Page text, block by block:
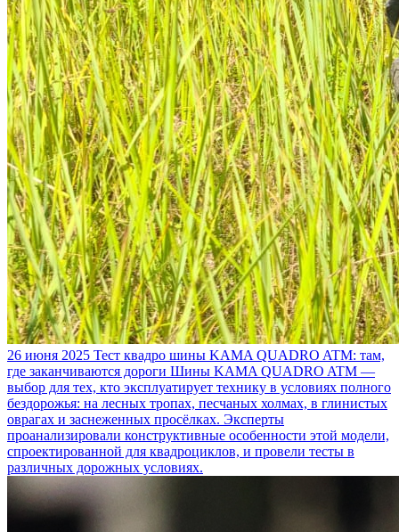
26 июня 2025 Тест квадро шины KAMA QUADRO ATM: там,
где заканчиваются дороги Шины KAMA QUADRO ATM —
выбор для тех, кто эксплуатирует технику в условиях полного
бездорожья: на лесных тропах, песчаных холмах, в глинистых
оврагах и заснеженных просёлках. Эксперты
проанализировали конструктивные особенности этой модели,
спроектированной для квадроциклов, и провели тесты в
различных дорожных условиях.